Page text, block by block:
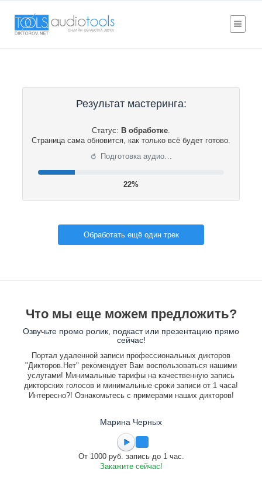
Результат мастеринга:
Статус: В обработке.
Страница сама обновится, как только всё будет готово.
⟳ Подготовка аудио…
22%
Обработать ещё один трек
Что мы еще можем предложить?
Озвучьте промо ролик, подкаст или презентацию прямо
сейчас!
Портал удаленной записи профессиональных дикторов
"Дикторов.Нет" рекомендует Вам воспользоваться нашими
услугами! Минимальные тарифы на качественную запись
дикторских голосов и минимальные сроки записи от 1 часа!
Интересно?! Ознакомьтесь с примерами наших дикторов!
Марина Черных
От 1000 руб. запись до 1 час.
Закажите сейчас!